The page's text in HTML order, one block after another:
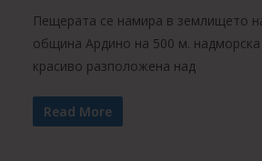
Пещерата се намира в землището
община Ардино на 500 м.
красиво разположена над
Read More